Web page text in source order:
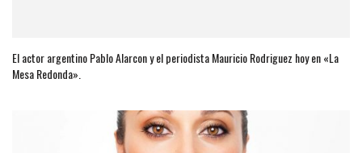
El actor argentino Pablo Alarcon y el periodista Mauricio Rodriguez hoy en «La
Mesa Redonda».